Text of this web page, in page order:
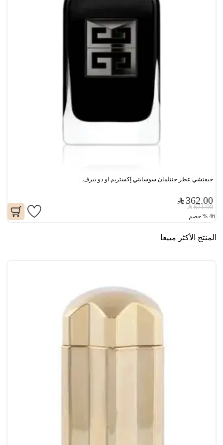
جيفنشي عطر جنتلمان سوسايتي إكستريم او دو بيرف...
362.00
671.00
46
% خصم
المنتج الأكثر مبيعا